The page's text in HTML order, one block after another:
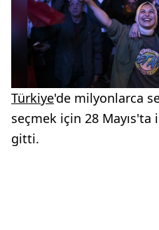
Türkiye'de milyonlarca
seçmek için 28 Mayıs'ta
gitti.